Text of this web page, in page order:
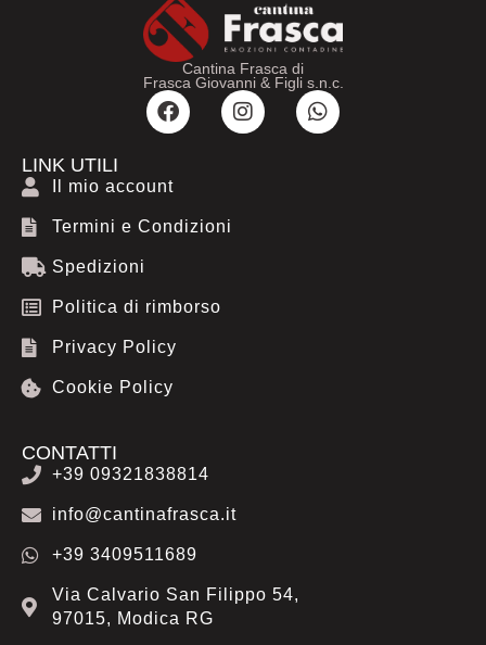
Cantina Frasca di
Frasca Giovanni & Figli s.n.c.
F
a
b
o
I
n
W
h
LINK UTILI
Il mio account
Termini e Condizioni
Spedizioni
Politica di rimborso
Privacy Policy
Cookie Policy
CONTATTI
+39 09321838814
info@cantinafrasca.it
+39 3409511689
Via Calvario San Filippo 54,
97015, Modica RG